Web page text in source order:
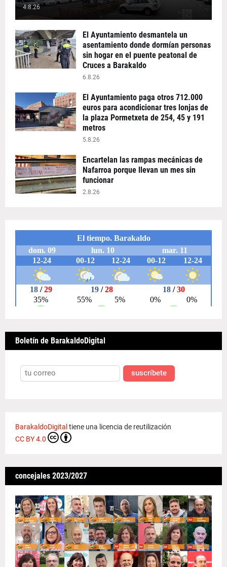
4.8.26
El Ayuntamiento desmantela un
asentamiento donde dormían personas
sin hogar en el puente peatonal de
Cruces a Barakaldo
6.8.26
El Ayuntamiento paga otros 712.000
euros para acondicionar tres lonjas de
la plaza Pormetxeta de 254, 45 y 191
metros
5.8.26
Encartelan las rampas mecánicas de
Nafarroa porque llevan un mes sin
funcionar
2.8.26
Boletín de BarakaldoDigital
suscríbete
BarakaldoDigital tiene una licencia de reutilización
CC BY 4.0
concejales 2023/2027